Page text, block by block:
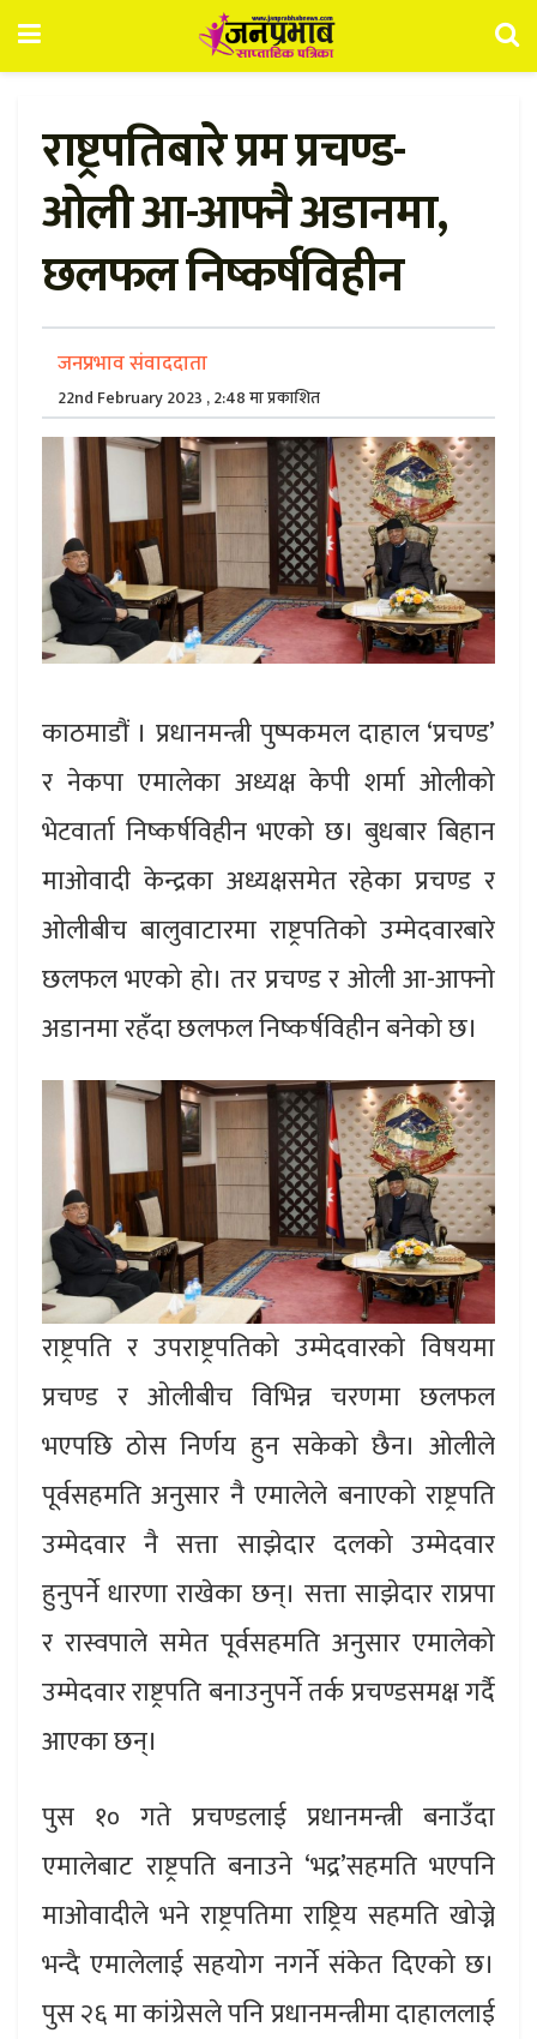
राष्ट्रपतिबारे प्रम प्रचण्ड-
ओली आ-आफ्नै अडानमा,
छलफल निष्कर्षविहीन
जनप्रभाव संवाददाता
22nd February 2023 , 2:48 मा प्रकाशित
काठमाडौं । प्रधानमन्त्री पुष्पकमल दाहाल ‘प्रचण्ड’
र नेकपा एमालेका अध्यक्ष केपी शर्मा ओलीको
भेटवार्ता निष्कर्षविहीन भएको छ। बुधबार बिहान
माओवादी केन्द्रका अध्यक्षसमेत रहेका प्रचण्ड र
ओलीबीच बालुवाटारमा राष्ट्रपतिको उम्मेदवारबारे
छलफल भएको हो। तर प्रचण्ड र ओली आ-आफ्नो
अडानमा रहँदा छलफल निष्कर्षविहीन बनेको छ।
राष्ट्रपति र उपराष्ट्रपतिको उम्मेदवारको विषयमा
प्रचण्ड र ओलीबीच विभिन्न चरणमा छलफल
भएपछि ठोस निर्णय हुन सकेको छैन। ओलीले
पूर्वसहमति अनुसार नै एमालेले बनाएको राष्ट्रपति
उम्मेदवार नै सत्ता साझेदार दलको उम्मेदवार
हुनुपर्ने धारणा राखेका छन्। सत्ता साझेदार राप्रपा
र रास्वपाले समेत पूर्वसहमति अनुसार एमालेको
उम्मेदवार राष्ट्रपति बनाउनुपर्ने तर्क प्रचण्डसमक्ष गर्दै
आएका छन्।
पुस १० गते प्रचण्डलाई प्रधानमन्त्री बनाउँदा
एमालेबाट राष्ट्रपति बनाउने ‘भद्र’सहमति भएपनि
माओवादीले भने राष्ट्रपतिमा राष्ट्रिय सहमति खोज्ने
भन्दै एमालेलाई सहयोग नगर्ने संकेत दिएको छ।
पुस २६ मा कांग्रेसले पनि प्रधानमन्त्रीमा दाहाललाई